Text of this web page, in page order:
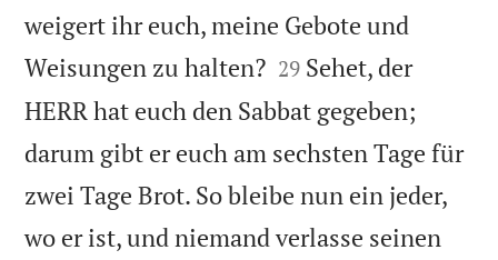
weigert ihr euch, meine Gebote und
Weisungen zu halten?
29 Sehet, der
HERR hat euch den Sabbat gegeben;
darum gibt er euch am sechsten Tage für
zwei Tage Brot. So bleibe nun ein jeder,
wo er ist, und niemand verlasse seinen